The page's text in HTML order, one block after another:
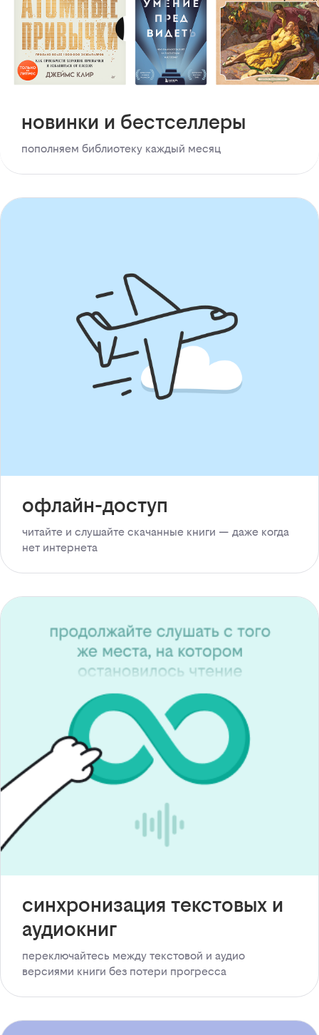
новинки и бестселлеры
пополняем библиотеку каждый месяц
офлайн-доступ
читайте и слушайте скачанные книги — даже когда
нет интернета
синхронизация текстовых и
аудиокниг
переключайтесь между текстовой и аудио
версиями книги без потери прогресса